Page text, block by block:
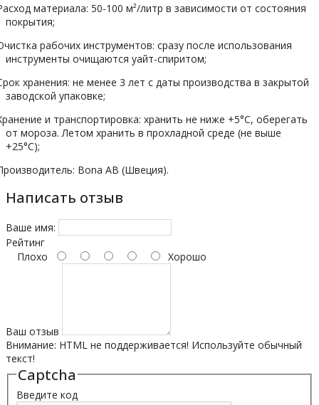
материала: 50-100 м²/литр в зависимости от состояния
покрытия;
рабочих инструментов: сразу после использования
инструменты очищаются уайт-спиритом;
хранения: не менее 3 лет с даты производства в закрытой
заводской упаковке;
и транспортировка: хранить не ниже +5°C, оберегать
от мороза. Летом хранить в прохладной среде (не выше
+25°C);
Bona AB (Швеция).
Написать отзыв
Ваше имя:
Рейтинг
Плохо
Хорошо
Ваш отзыв
Внимание: HTML не поддерживается! Используйте обычный
текст!
Captcha
Введите код